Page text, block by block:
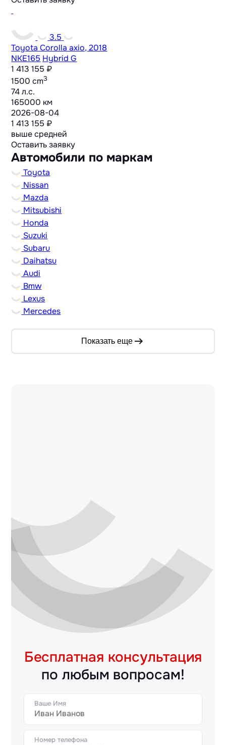
3.5
Toyota Corolla axio, 2018
NKE165 Hybrid G
1 413 155 ₽
1500 cm3
74 л.с.
165000 км
2026-08-04
1 413 155 ₽
выше средней
Оставить заявку
Автомобили по маркам
Toyota
Nissan
Mazda
Mitsubishi
Honda
Suzuki
Subaru
Daihatsu
Audi
Bmw
Lexus
Mercedes
Показать еще
Бесплатная консультация
по любым вопросам!
Ваше Имя
Номер телефона